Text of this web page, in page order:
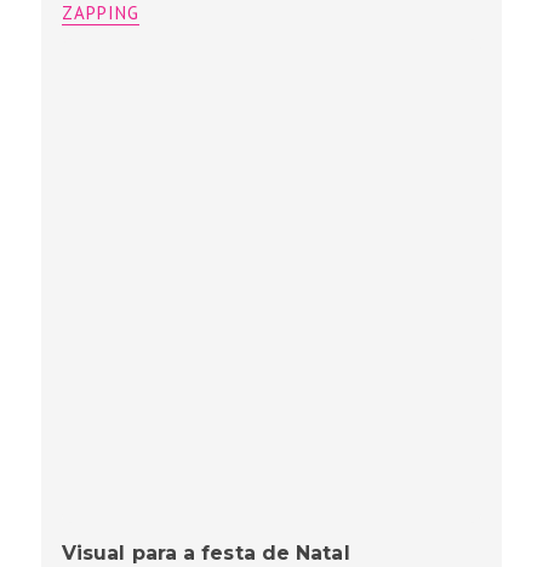
ZAPPING
Visual para a festa de Natal